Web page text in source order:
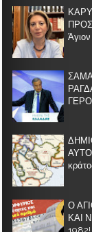
Ο
ΚΑΙ